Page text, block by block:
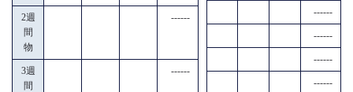
2週
間
物
------
3週
間
------
------
------
------
------